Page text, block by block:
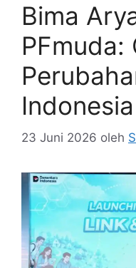
Bima
PFmuda:
23 Juni 2026 oleh